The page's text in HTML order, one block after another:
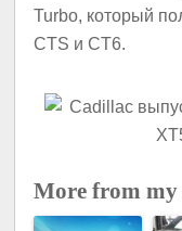
Turbo, который
CTS и CT6.
More from my